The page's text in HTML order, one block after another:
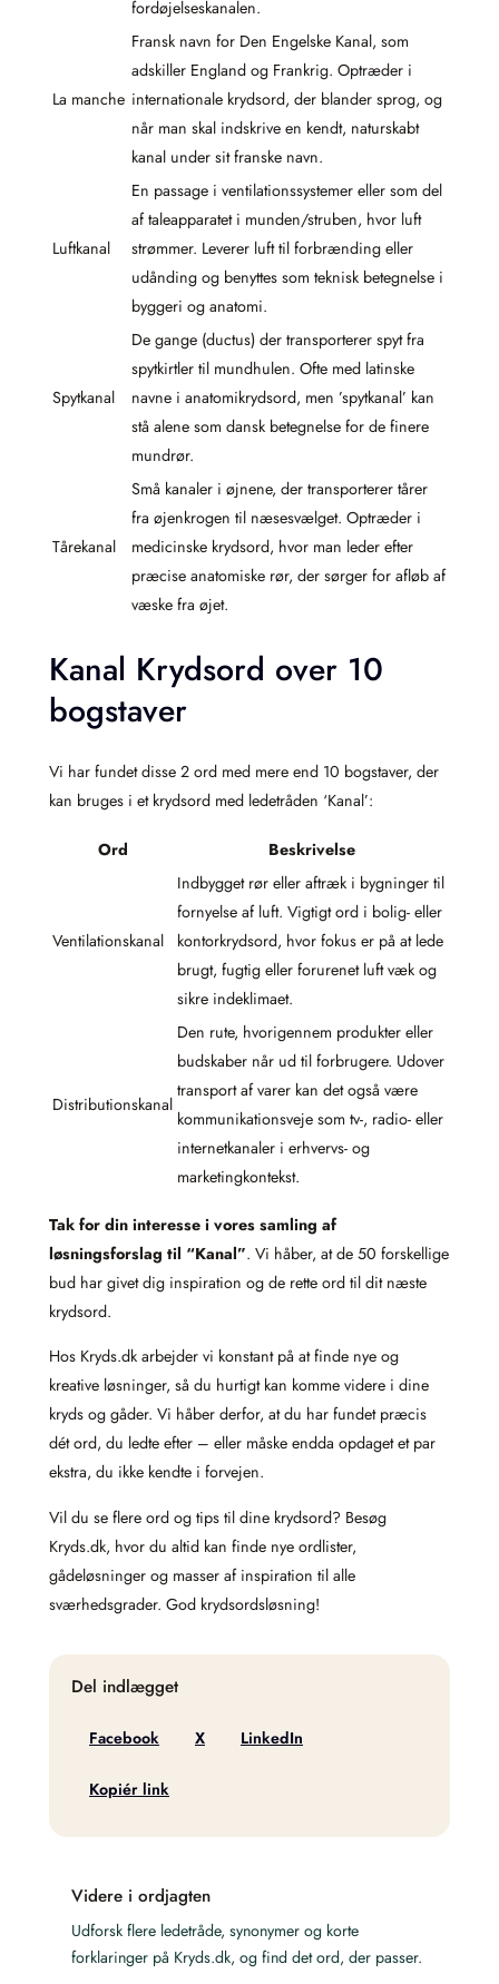
fordøjelseskanalen.
La manche
Fransk navn for Den Engelske Kanal, som
adskiller England og Frankrig. Optræder i
internationale krydsord, der blander sprog, og
når man skal indskrive en kendt, naturskabt
kanal under sit franske navn.
Luftkanal
En passage i ventilationssystemer eller som del
af taleapparatet i munden/struben, hvor luft
strømmer. Leverer luft til forbrænding eller
udånding og benyttes som teknisk betegnelse i
byggeri og anatomi.
Spytkanal
De gange (ductus) der transporterer spyt fra
spytkirtler til mundhulen. Ofte med latinske
navne i anatomikrydsord, men ’spytkanal’ kan
stå alene som dansk betegnelse for de finere
mundrør.
Tårekanal
Små kanaler i øjnene, der transporterer tårer
fra øjenkrogen til næsesvælget. Optræder i
medicinske krydsord, hvor man leder efter
præcise anatomiske rør, der sørger for afløb af
væske fra øjet.
Kanal Krydsord over 10
bogstaver
Vi har fundet disse 2 ord med mere end 10 bogstaver, der
kan bruges i et krydsord med ledetråden ‘Kanal’:
Ord Beskrivelse
Ventilationskanal
Indbygget rør eller aftræk i bygninger til
fornyelse af luft. Vigtigt ord i bolig- eller
kontorkrydsord, hvor fokus er på at lede
brugt, fugtig eller forurenet luft væk og
sikre indeklimaet.
Distributionskanal
Den rute, hvorigennem produkter eller
budskaber når ud til forbrugere. Udover
transport af varer kan det også være
kommunikationsveje som tv-, radio- eller
internetkanaler i erhvervs- og
marketingkontekst.
Tak for din interesse i vores samling af
løsningsforslag til “Kanal”. Vi håber, at de 50 forskellige
bud har givet dig inspiration og de rette ord til dit næste
krydsord.
Hos Kryds.dk arbejder vi konstant på at finde nye og
kreative løsninger, så du hurtigt kan komme videre i dine
kryds og gåder. Vi håber derfor, at du har fundet præcis
dét ord, du ledte efter – eller måske endda opdaget et par
ekstra, du ikke kendte i forvejen.
Vil du se flere ord og tips til dine krydsord? Besøg
Kryds.dk, hvor du altid kan finde nye ordlister,
gådeløsninger og masser af inspiration til alle
sværhedsgrader. God krydsordsløsning!
Del indlægget
Facebook X LinkedIn
Kopiér link
Videre i ordjagten
Udforsk flere ledetråde, synonymer og korte
forklaringer på Kryds.dk, og find det ord, der passer.